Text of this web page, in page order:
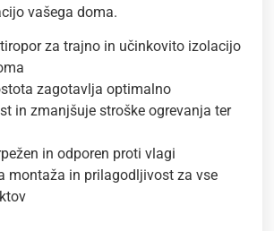
vašega doma.
za trajno in učinkovito izolacijo
zagotavlja optimalno
in zmanjšuje stroške ogrevanja ter
in odporen proti vlagi
montaža in prilagodljivost za vse